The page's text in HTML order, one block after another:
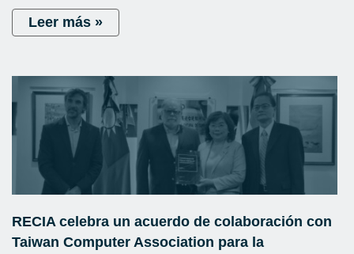
Leer más »
RECIA celebra un acuerdo de colaboración con
Taiwan Computer Association para la